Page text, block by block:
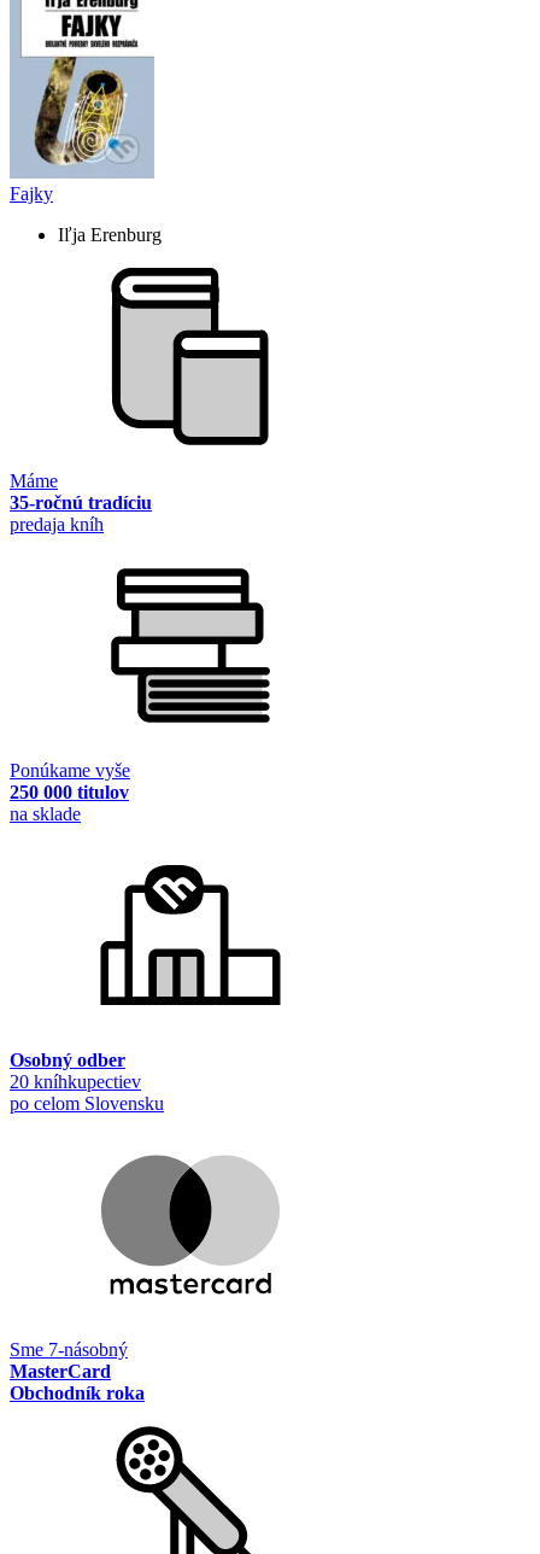
Fajky
Iľja Erenburg
Máme
35-ročnú tradíciu
predaja kníh
Ponúkame vyše
250 000 titulov
na sklade
Osobný odber
20 kníhkupectiev
po celom Slovensku
Sme 7-násobný
MasterCard
Obchodník roka